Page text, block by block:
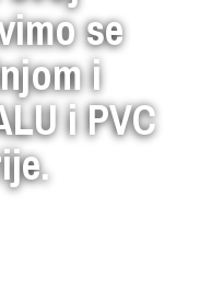
se
i
i PVC